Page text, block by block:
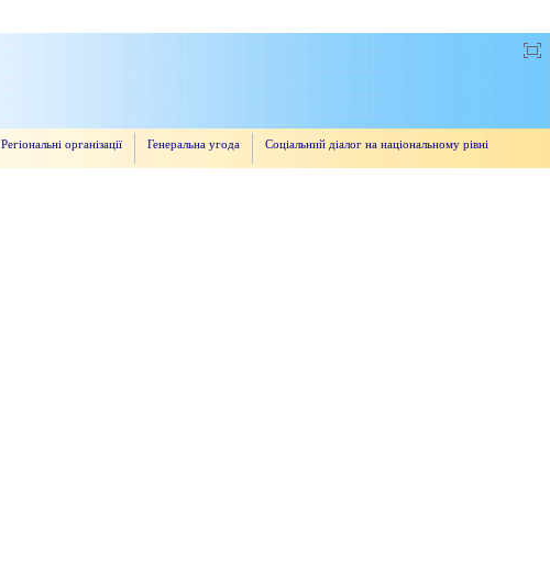
Регіональні організації Генеральна угода Соціальний діалог на національному рівні